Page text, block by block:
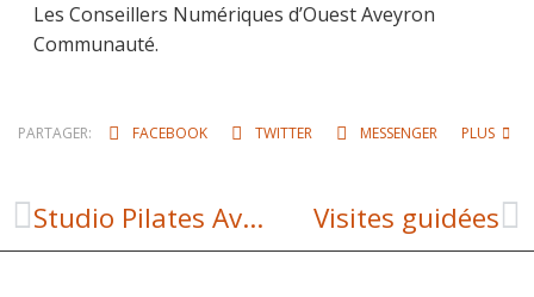
Les Conseillers Numériques d’Ouest Aveyron
Communauté.
PARTAGER: FACEBOOK TWITTER MESSENGER PLUS
Studio Pilates Aveyron Visites guidées